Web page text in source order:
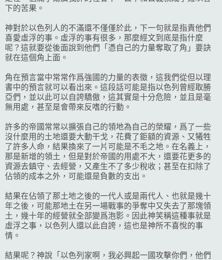
下的苦果。
神對於以色列人的不滿還不僅僅於此，下一句就是指責他們
喜愛虛浮的事。虛浮的事有很多，那麼經文到底是指什麼
呢？這就要從後面說到他們「憑自己的力量奪取了角」要訣
就在這個角上面。
角在預言當中常常作爲強國的力量的表徵，這我們從但以理
書中的預言就可以看出來。這段話可能是指以色列曾經取勝
亞們，並以此可以自誇驕傲，這其實是十分危險，並且是毫
無用處，甚至是會帶來反嗜的行動。
許多的帝國常常以擴張自己的領地為自己的榮耀，爲了一些
沒什麼用的土地還要大動干戈，花費了鉅額的資源、又犧牲
了許多人命，結果換來了一片可能是不毛之地。在名義上，
那是新增的領土，但是對於帝國的用處不大，還要花更多的
資源去鎮守、去經營，又產生不了多少稅收；甚至在扣除了
佔領的成本之外，可能還是負數的支出。
結果在佔領了那土地之後的一代人或是兩代人、也就是幾十
年之後，可能那地土在另一場戰事的爭奪中又失去了那塊領
土，幾十年的經營就全部變爲泡影。因此神笑稱這種事就是
虛浮之事，以色列人還以此自誇，這也是神所不喜悅的事
情。
結果呢？神說「以色列家啊，我必興起一國攻擊你們，他們